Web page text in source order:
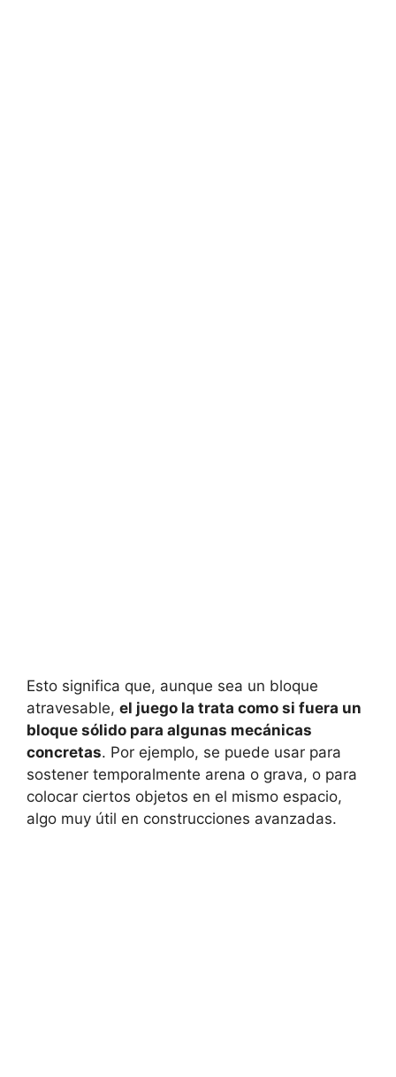
Esto significa que, aunque sea un bloque
atravesable, el juego la trata como si fuera un
bloque sólido para algunas mecánicas
concretas. Por ejemplo, se puede usar para
sostener temporalmente arena o grava, o para
colocar ciertos objetos en el mismo espacio,
algo muy útil en construcciones avanzadas.